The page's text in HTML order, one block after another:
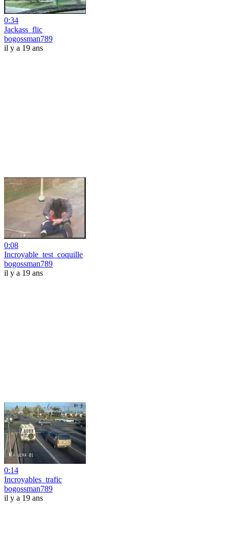
0:34
Jackass_flic
bogossman789
il y a 19 ans
0:08
Incroyable_test_coquille
bogossman789
il y a 19 ans
0:14
Incroyables_trafic
bogossman789
il y a 19 ans